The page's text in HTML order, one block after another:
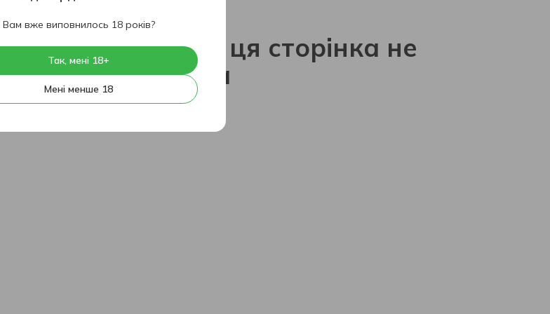
На жаль, ця сторінка не
знайдена
Вам вже виповнилось 18 років?
Так, мені 18+
Мені менше 18